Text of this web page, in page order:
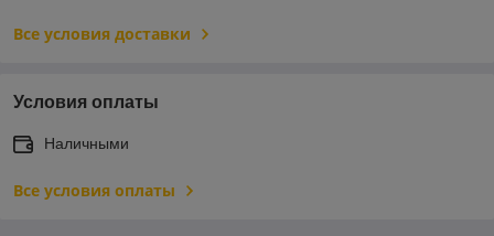
Все условия доставки
Условия оплаты
Наличными
Все условия оплаты